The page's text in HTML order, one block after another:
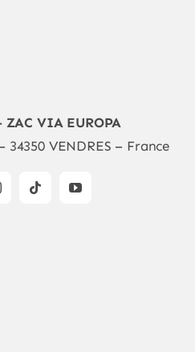
ZAC VIA EUROPA
34350 VENDRES – France